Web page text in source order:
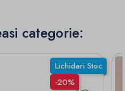
categorie:
Lichidari Stoc
-20%